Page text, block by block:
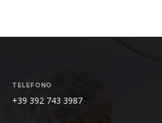
TELEFONO
+39 392 743 3987